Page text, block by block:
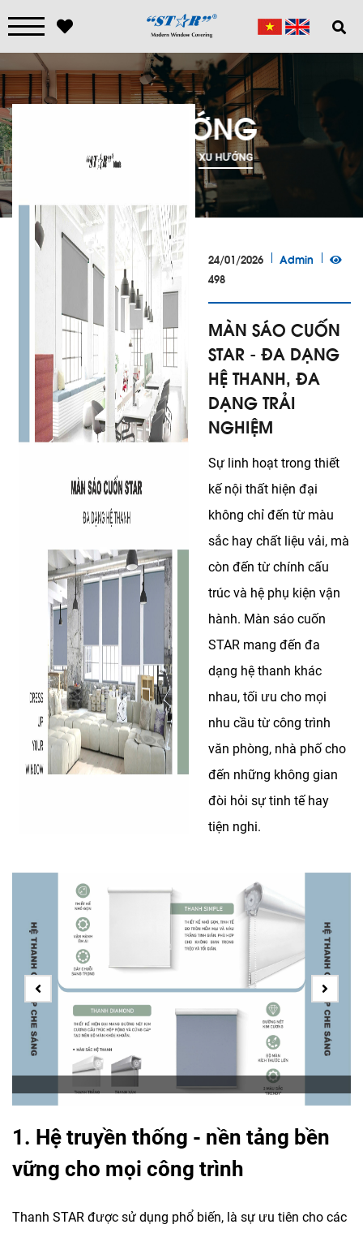
XU HƯỚNG
TRANG CHỦ XU HƯỚNG
24/01/2026
Admin
498
MÀN SÁO CUỐN
STAR - ĐA DẠNG
HỆ THANH, ĐA
DẠNG TRẢI
NGHIỆM
Sự linh hoạt trong thiết
kế nội thất hiện đại
không chỉ đến từ màu
sắc hay chất liệu vải, mà
còn đến từ chính cấu
trúc và hệ phụ kiện vận
hành. Màn sáo cuốn
STAR mang đến đa
dạng hệ thanh khác
nhau, tối ưu cho mọi
nhu cầu từ công trình
văn phòng, nhà phố cho
đến những không gian
đòi hỏi sự tinh tế hay
tiện nghi.
1. Hệ truyền thống - nền tảng bền
vững cho mọi công trình
Thanh STAR được sử dụng phổ biến, là sự ưu tiên cho các